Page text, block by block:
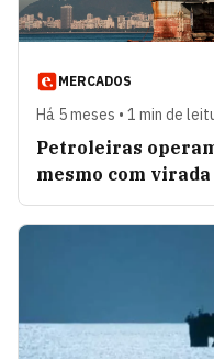
MERCADOS
Há 5 meses • 1 min de
Petroleiras
mesmo com